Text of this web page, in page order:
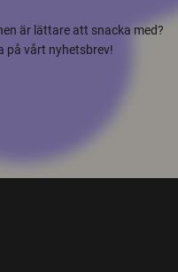
är lättare att snacka med?
på vårt nyhetsbrev!